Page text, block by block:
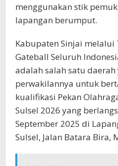
menggunakan stik
lapangan berumput.
Kabupaten Sinjai melalui
Gateball Seluruh
adalah salah satu
perwakilannya untuk
kualifikasi Pekan
Sulsel 2026 yang
September 2025 di
Sulsel, Jalan Batara Bira,